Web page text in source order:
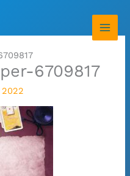
6709817